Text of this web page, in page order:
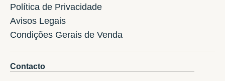
Política de Privacidade
Avisos Legais
Condições Gerais de Venda
Contacto